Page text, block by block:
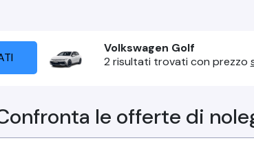
Volkswagen Golf
2 risultati trovati con prezzo
le offerte di